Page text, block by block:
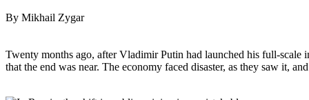
By Mikhail Zygar
Twenty months ago, after Vladimir Putin had launched his full-
that the end was near. The economy faced disaster, as they saw it,